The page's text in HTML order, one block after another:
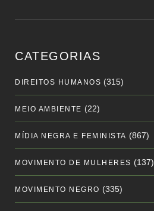
CATEGORIAS
DIREITOS HUMANOS (315)
MEIO AMBIENTE (22)
MÍDIA NEGRA E FEMINISTA (867)
MOVIMENTO DE MULHERES (137)
MOVIMENTO NEGRO (335)